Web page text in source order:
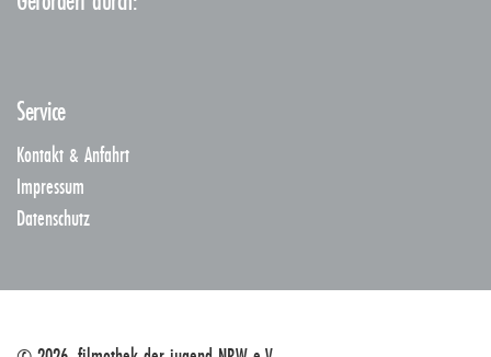
Service
Kontakt & Anfahrt
Impressum
Datenschutz